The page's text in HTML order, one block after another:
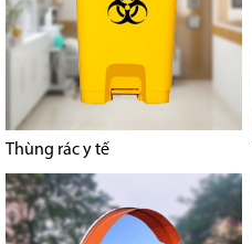
Thùng rác y tế